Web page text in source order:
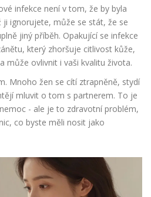
infekce není v tom, že by byla
ji ignorujete, může se stát, že se
jiný příběh. Opakující se infekce
který zhoršuje citlivost kůže,
může ovlivnit i vaši kvalitu života.
Mnoho žen se cítí ztrapněně, stydí
mluvit o tom s partnerem. To je
- ale je to zdravotní problém,
co byste měli nosit jako